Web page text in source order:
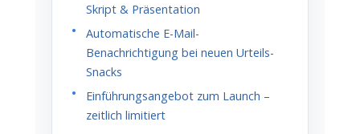
Skript & Präsentation
Automatische E-Mail-
Benachrichtigung bei neuen Urteils-
Snacks
Einführungsangebot zum Launch –
zeitlich limitiert